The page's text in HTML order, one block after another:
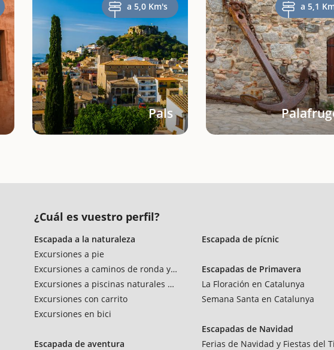
a 5,0 Km's
Pals
a 5,1
¿Cuál es vuestro perfil?
Escapada a la naturaleza
Excursiones a pie
Excursiones a caminos de ronda y vías verdes
Excursiones a piscinas naturales y rios
Excursiones con carrito
Excursiones en bici
Escapada de aventura
Escapada de pícnic
Escapadas de Primavera
La Floración en Catalunya
Semana Santa en Catalunya
Escapadas de Navidad
Ferias de Navidad y Fiestas del